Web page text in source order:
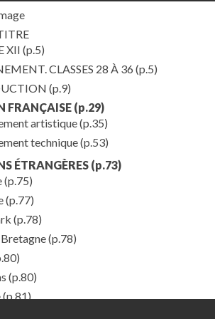
XII (p.5)
CLASSES 28 À 36 (p.5)
(p.9)
FRANÇAISE (p.29)
artistique(p.35)
technique(p.53)
ÉTRANGÈRES (p.73)
(p.75)
(p.77)
(p.78)
(p.78)
(p.80)
(p.81)